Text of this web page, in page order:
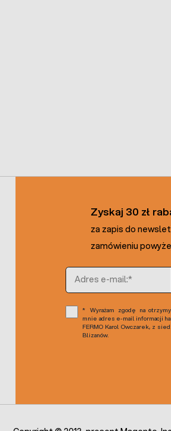
Zyskaj 30 zł
za zapis do
zamówieniu
Adres e-mail
Wyrażam zgodę na
mnie adres e-mail informacji
FERMO Karol Owczarek, z
Blizanów.